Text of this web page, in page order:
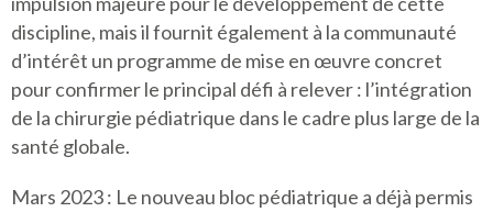
discipline, mais il fournit également à la communauté
d’intérêt un programme de mise en œuvre concret
pour confirmer le principal défi à relever : l’intégration
de la chirurgie pédiatrique dans le cadre plus large de la
santé globale.
Mars 2023 : Le nouveau bloc pédiatrique a déjà permis